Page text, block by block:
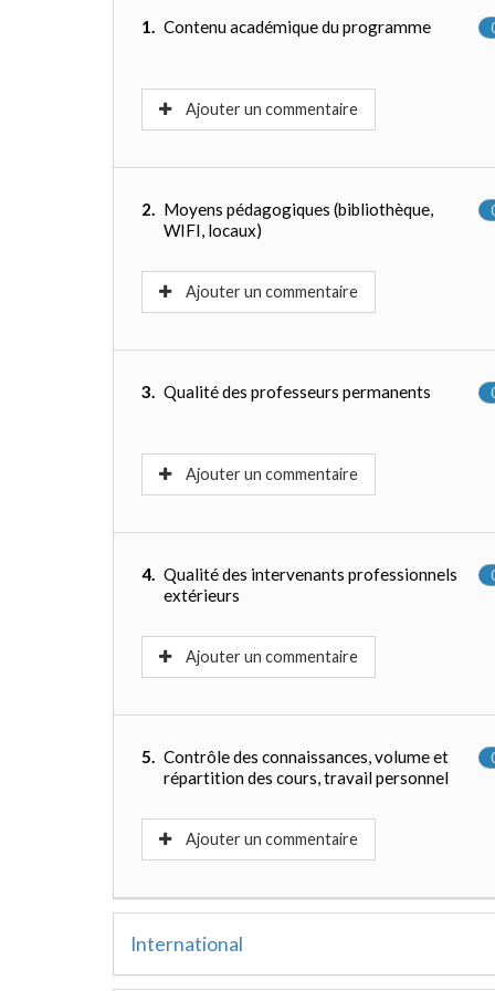
1. Contenu académique du programme
Ajouter un commentaire
2. Moyens pédagogiques (bibliothèque,
WIFI, locaux)
Ajouter un commentaire
3. Qualité des professeurs permanents
Ajouter un commentaire
4. Qualité des intervenants professionnels
extérieurs
Ajouter un commentaire
5. Contrôle des connaissances, volume et
répartition des cours, travail personnel
Ajouter un commentaire
International